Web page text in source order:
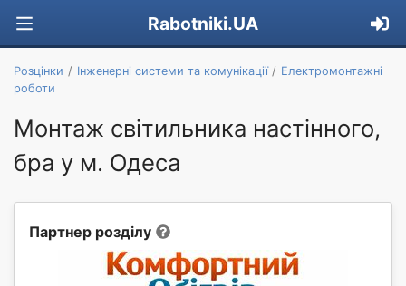
Rabotniki.UA
Розцінки Інженерні системи та комунікації
Електромонтажні
роботи
Монтаж світильника настінного,
бра у м. Одеса
Партнер розділу